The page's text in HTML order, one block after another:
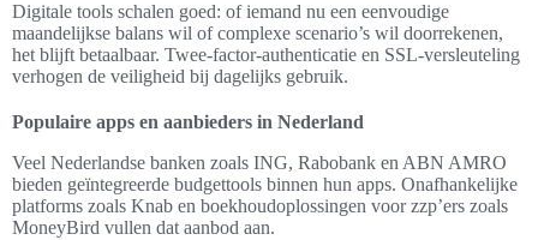
Digitale tools schalen goed: of iemand nu een eenvoudige
maandelijkse balans wil of complexe scenario’s wil doorrekenen,
het blijft betaalbaar. Twee-factor-authenticatie en SSL-versleuteling
verhogen de veiligheid bij dagelijks gebruik.
Populaire apps en aanbieders in Nederland
Veel Nederlandse banken zoals ING, Rabobank en ABN AMRO
bieden geïntegreerde budgettools binnen hun apps. Onafhankelijke
platforms zoals Knab en boekhoudoplossingen voor zzp’ers zoals
MoneyBird vullen dat aanbod aan.